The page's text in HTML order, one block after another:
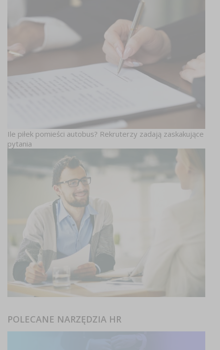
Ile piłek pomieści autobus? Rekruterzy zadają zaskakujące
pytania
POLECANE NARZĘDZIA HR